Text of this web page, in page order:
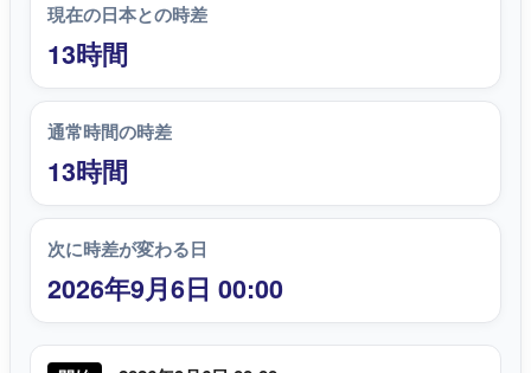
現在の日本との時差
13時間
通常時間の時差
13時間
次に時差が変わる日
2026年9月6日 00:00